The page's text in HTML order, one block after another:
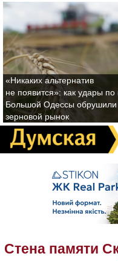
«Никаких альтернатив
не появится»: как удары по
Большой Одессы обрушили
зерновой рынок
Стена памяти